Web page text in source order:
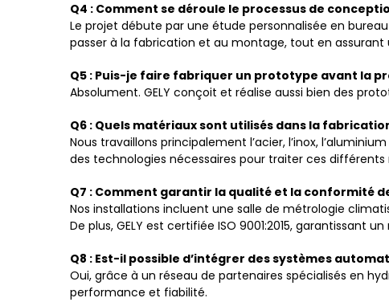
Q4 : Comment se déroule le processus de
Le projet débute par une étude personnalisée en
passer à la fabrication et au montage, tout en assurant
Q5 : Puis-je faire fabriquer un prototype avant la
Absolument. GELY conçoit et réalise aussi bien des
Q6 : Quels matériaux sont utilisés dans la
Nous travaillons principalement l’acier, l’inox,
des technologies nécessaires pour traiter ces différents
Q7 : Comment garantir la qualité et la conformité
Nos installations incluent une salle de métrologie
De plus, GELY est certifiée ISO 9001:2015, garantissant
Q8 : Est-il possible d’intégrer des systèmes
Oui, grâce à un réseau de partenaires spécialisés en
performance et fiabilité.